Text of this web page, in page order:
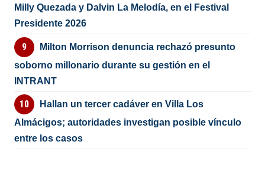
Milly Quezada y Dalvin La Melodía, en el Festival
Presidente 2026
Milton Morrison denuncia rechazó presunto
soborno millonario durante su gestión en el
INTRANT
Hallan un tercer cadáver en Villa Los
Almácigos; autoridades investigan posible vínculo
entre los casos